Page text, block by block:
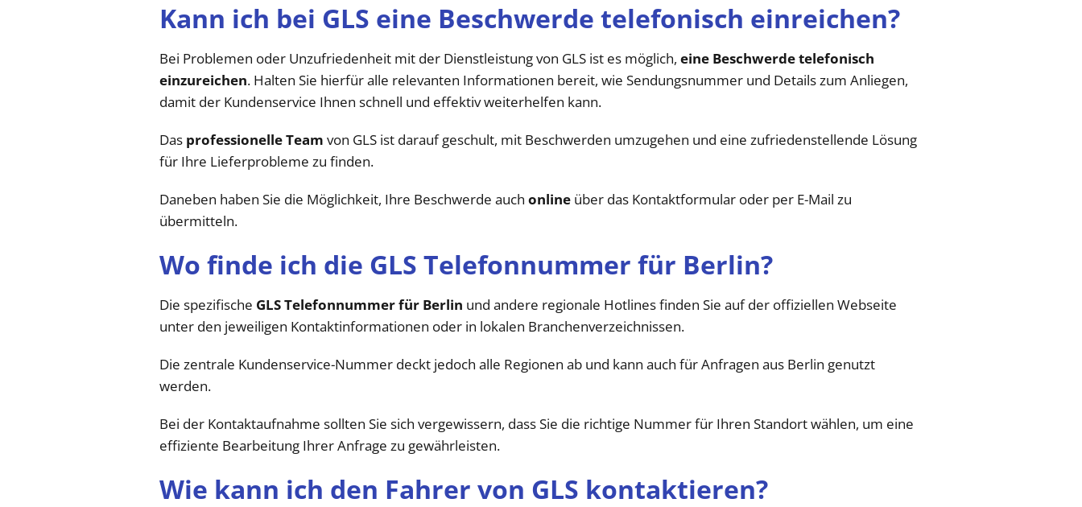
Kann ich bei GLS eine Beschwerde telefonisch einreichen?
Bei Problemen oder Unzufriedenheit mit der Dienstleistung von GLS ist es möglich, eine Beschwerde telefonisch
einzureichen. Halten Sie hierfür alle relevanten Informationen bereit, wie Sendungsnummer und Details zum Anliegen,
damit der Kundenservice Ihnen schnell und effektiv weiterhelfen kann.
Das professionelle Team von GLS ist darauf geschult, mit Beschwerden umzugehen und eine zufriedenstellende Lösung
für Ihre Lieferprobleme zu finden.
Daneben haben Sie die Möglichkeit, Ihre Beschwerde auch online über das Kontaktformular oder per E-Mail zu
übermitteln.
Wo finde ich die GLS Telefonnummer für Berlin?
Die spezifische GLS Telefonnummer für Berlin und andere regionale Hotlines finden Sie auf der offiziellen Webseite
unter den jeweiligen Kontaktinformationen oder in lokalen Branchenverzeichnissen.
Die zentrale Kundenservice-Nummer deckt jedoch alle Regionen ab und kann auch für Anfragen aus Berlin genutzt
werden.
Bei der Kontaktaufnahme sollten Sie sich vergewissern, dass Sie die richtige Nummer für Ihren Standort wählen, um eine
effiziente Bearbeitung Ihrer Anfrage zu gewährleisten.
Wie kann ich den Fahrer von GLS kontaktieren?